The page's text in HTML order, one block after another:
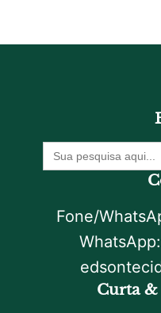
Procurar
por:
Fone/
Curta